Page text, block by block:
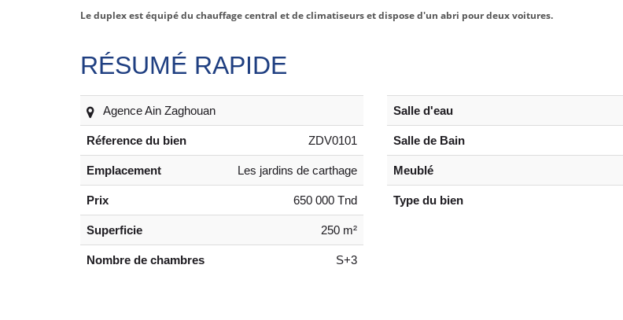
Le duplex est équipé du chauffage central et de climatiseurs et dispose d'un abri pour deux voitures.
RÉSUMÉ RAPIDE
Agence Ain Zaghouan
Réference du bien ZDV0101
Emplacement Les jardins de carthage
Prix 650 000 Tnd
Superficie 250 m²
Nombre de chambres S+3
Salle d'eau
Salle de Bain
Meublé
Type du bien